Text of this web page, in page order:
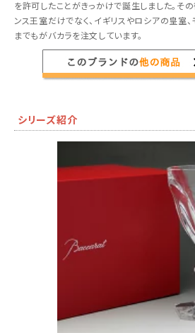
を許可したことがきっかけで誕生しました。そ
ンス王室だけでなく、イギリスやロシアの皇室
までもがバカラを注文しています。
シリーズ紹介